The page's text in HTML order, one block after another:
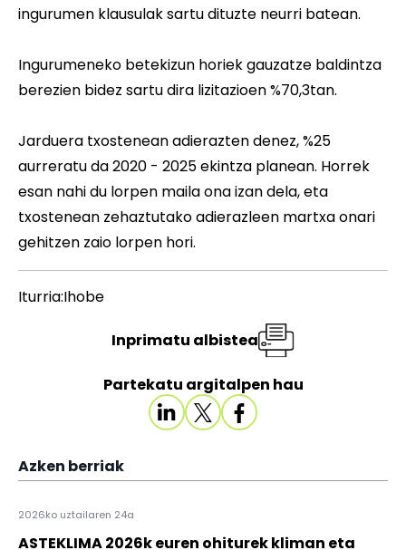
ingurumen klausulak sartu dituzte neurri batean.
Ingurumeneko betekizun horiek gauzatze baldintza
berezien bidez sartu dira lizitazioen %70,3tan.
Jarduera txostenean adierazten denez, %25
aurreratu da 2020 - 2025 ekintza planean. Horrek
esan nahi du lorpen maila ona izan dela, eta
txostenean zehaztutako adierazleen martxa onari
gehitzen zaio lorpen hori.
Iturria:Ihobe
Partekatu argitalpen hau
Inprimatu albistea
Azken berriak
2026ko uztailaren 24a
ASTEKLIMA 2026k euren ohiturek kliman eta